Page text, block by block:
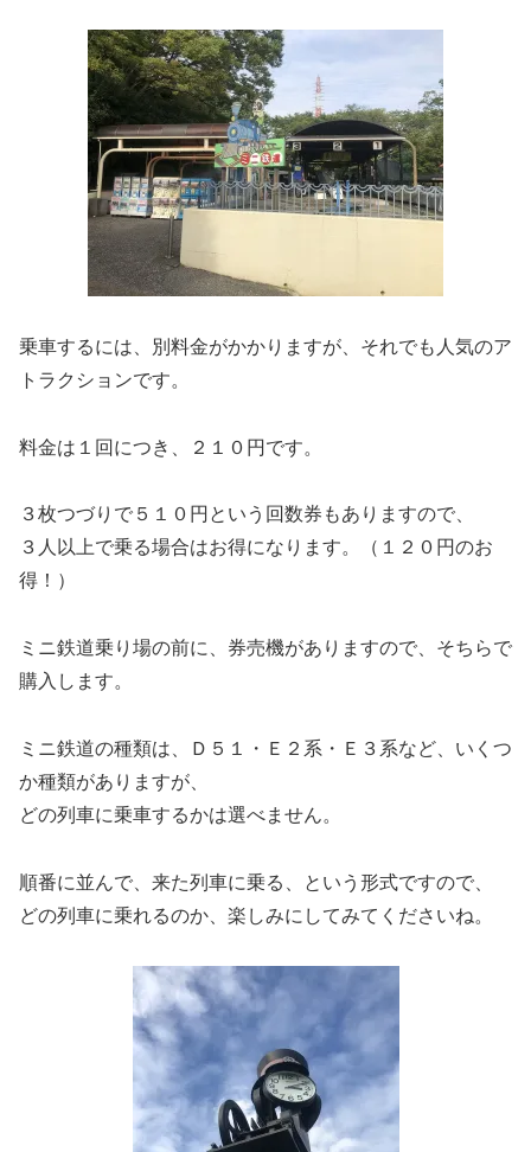
乗車するには、別料金がかかりますが、それでも人気のア
トラクションです。
料金は１回につき、２１０円です。
３枚つづりで５１０円という回数券もありますので、
３人以上で乗る場合はお得になります。（１２０円のお
得！）
ミニ鉄道乗り場の前に、券売機がありますので、そちらで
購入します。
ミニ鉄道の種類は、Ｄ５１・Ｅ２系・Ｅ３系など、いくつ
か種類がありますが、
どの列車に乗車するかは選べません。
順番に並んで、来た列車に乗る、という形式ですので、
どの列車に乗れるのか、楽しみにしてみてくださいね。